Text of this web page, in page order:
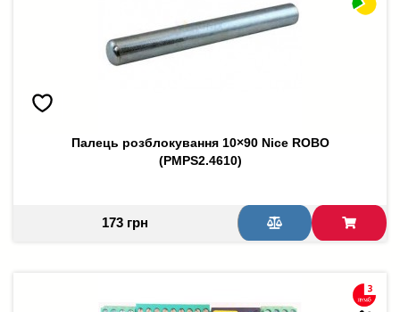
Палець розблокування 10×90 Nice ROBO
(PMPS2.4610)
173 грн